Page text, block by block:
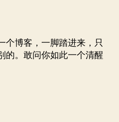
个博客，一脚踏进来，只
的。敢问你如此一个清醒